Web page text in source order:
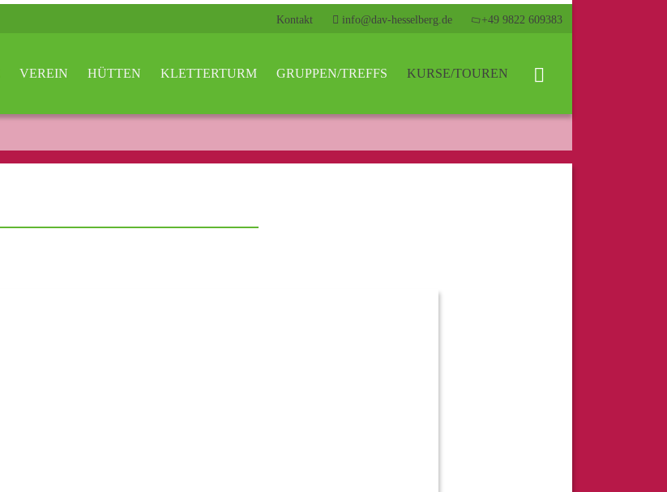
Kontakt info@dav-hesselberg.de +49 9822 609383
VEREIN HÜTTEN KLETTERTURM GRUPPEN/TREFFS KURSE/TOUREN